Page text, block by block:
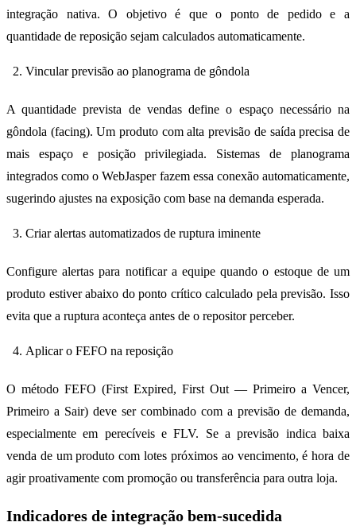
integração nativa. O objetivo é que o ponto de pedido e a
quantidade de reposição sejam calculados automaticamente.
Vincular previsão ao planograma de gôndola
A quantidade prevista de vendas define o espaço necessário na
gôndola (facing). Um produto com alta previsão de saída precisa de
mais espaço e posição privilegiada. Sistemas de planograma
integrados como o WebJasper fazem essa conexão automaticamente,
sugerindo ajustes na exposição com base na demanda esperada.
Criar alertas automatizados de ruptura iminente
Configure alertas para notificar a equipe quando o estoque de um
produto estiver abaixo do ponto crítico calculado pela previsão. Isso
evita que a ruptura aconteça antes de o repositor perceber.
Aplicar o FEFO na reposição
O método FEFO (First Expired, First Out — Primeiro a Vencer,
Primeiro a Sair) deve ser combinado com a previsão de demanda,
especialmente em perecíveis e FLV. Se a previsão indica baixa
venda de um produto com lotes próximos ao vencimento, é hora de
agir proativamente com promoção ou transferência para outra loja.
Indicadores de integração bem-sucedida